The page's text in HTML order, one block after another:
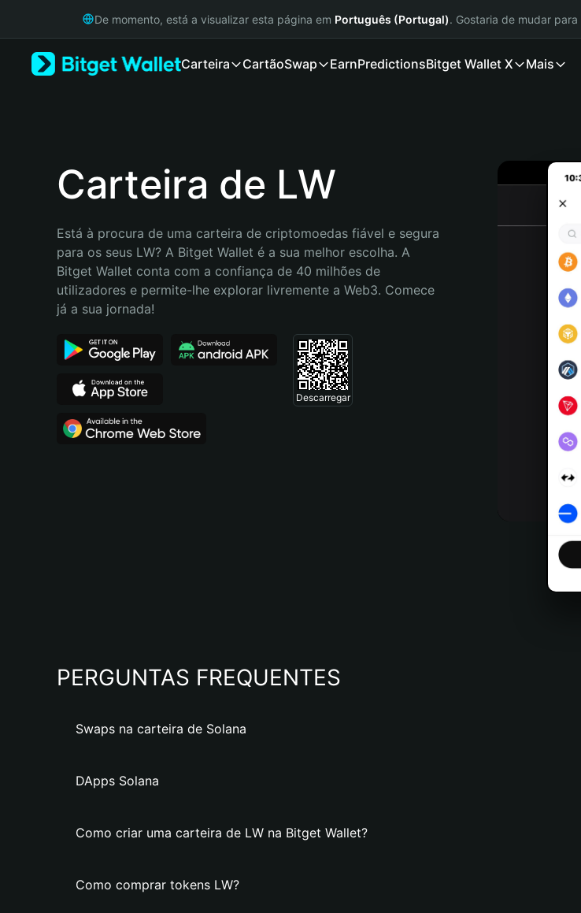
Русский
Bahasa Indonesia
Español (Argentina)
De momento, está a visualizar esta página em Português (Portugal). Gostaria de mudar para
Carteira CartãoSwap EarnPredictionsBitget Wallet X Mais
Carteira de LW
Está à procura de uma carteira de criptomoedas fiável e segura
para os seus LW? A Bitget Wallet é a sua melhor escolha. A
Bitget Wallet conta com a confiança de 40 milhões de
utilizadores e permite-lhe explorar livremente a Web3. Comece
já a sua jornada!
Descarregar
PERGUNTAS FREQUENTES
Swaps na carteira de Solana
DApps Solana
Como criar uma carteira de LW na Bitget Wallet?
Como comprar tokens LW?